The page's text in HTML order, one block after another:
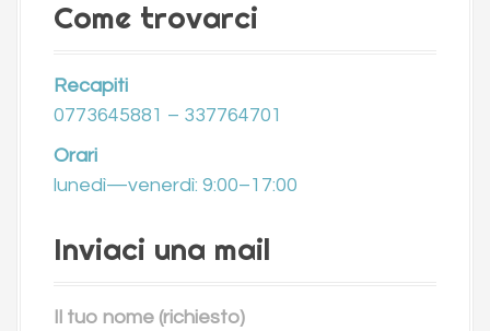
Come trovarci
Recapiti
0773645881 – 337764701
Orari
lunedì—venerdì: 9:00–17:00
Inviaci una mail
Il tuo nome (richiesto)